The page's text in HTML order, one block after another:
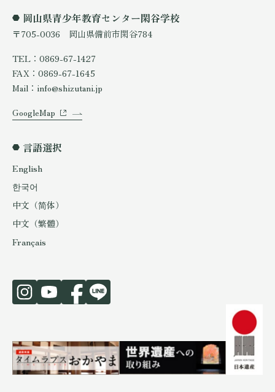
岡山県青少年教育センター閑谷学校
〒705-0036 岡山県備前市閑谷784
TEL：0869-67-1427
FAX：0869-67-1645
Mail：info@shizutani.jp
GoogleMap
言語選択
English
한국어
中文（简体）
中文（繁體）
Français